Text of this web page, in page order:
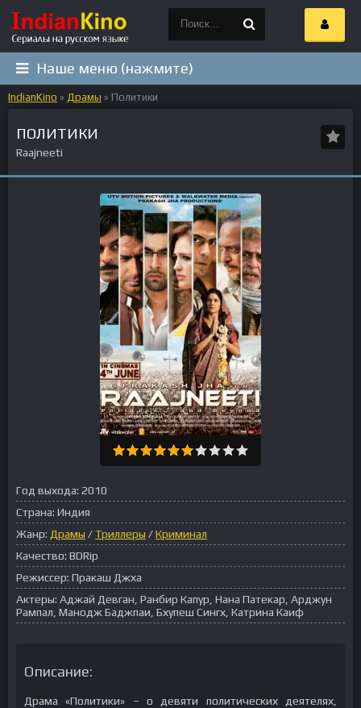
Наше меню (нажмите)
IndianKino » Драмы » Политики
ПОЛИТИКИ
Raajneeti
Год выхода: 2010
Страна: Индия
Жанр: Драмы /Триллеры /Криминал
Качество: BDRip
Режиссер: Пракаш Джха
Актеры: Аджай Девган, Ранбир Капур, Нана Патекар, Арджун
Рампал, Манодж Баджпаи, Бхупеш Сингх, Катрина Каиф
Описание:
Драма «Политики» – о девяти политических деятелях,